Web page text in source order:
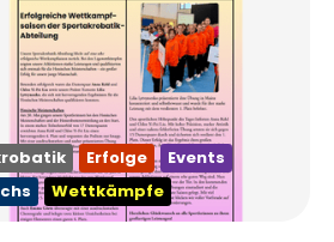
Erfolge
Events
Wettkämpfe
Suchbegriffe:
Sponsoren
& Antworten Jobs